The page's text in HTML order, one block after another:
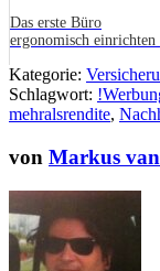
Das erste Büro
ergonomisch einrichten
Kategorie:
Schlagwort:
mehralsrendite,
von Markus